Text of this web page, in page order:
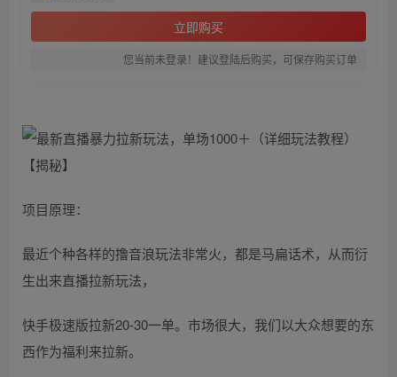
立即购买
您当前未登录！建议登陆后购买，可保存购买订单
项目原理：
最近个种各样的撸音浪玩法非常火，都是马扁话术，从而衍
生出来直播拉新玩法，
快手极速版拉新20-30一单。市场很大，我们以大众想要的东
西作为福利来拉新。